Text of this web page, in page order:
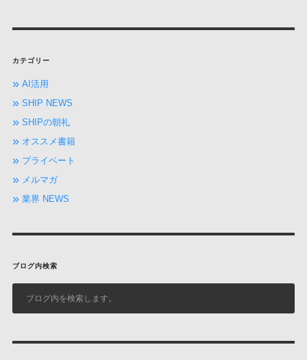
カテゴリー
AI活用
SHIP NEWS
SHIPの朝礼
オススメ書籍
プライベート
メルマガ
業界 NEWS
ブログ内検索